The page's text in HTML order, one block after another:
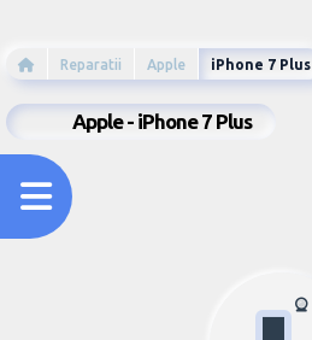
Reparatii Apple iPhone 7 Plus
Apple - iPhone 7 Plus